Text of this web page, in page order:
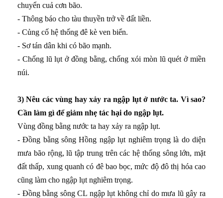
chuyển cuả cơn bão.
- Thông báo cho tàu thuyền trở về đất liền.
- Củng cố hệ thống đê kè ven biển.
- Sơ tán dân khi có bão mạnh.
- Chống lũ lụt ở đồng bằng, chống xói mòn lũ quét ở miền
núi.
3) Nêu các vùng hay xảy ra ngập lụt ở nước ta. Vì sao?
Cần làm gì để giảm nhẹ tác hại do ngập lụt.
Vùng đồng bằng nước ta hay xảy ra ngập lụt.
- Đồng bằng sông Hồng ngập lụt nghiêm trọng là do diện
mưa bão rộng, lũ tập trung trên các hệ thống sông lớn, mặt
đất thấp, xung quanh có đê bao bọc, mức độ đô thị hóa cao
cũng làm cho ngập lụt nghiêm trọng.
- Đồng bằng sông CL ngập lụt không chỉ do mưa lũ gây ra